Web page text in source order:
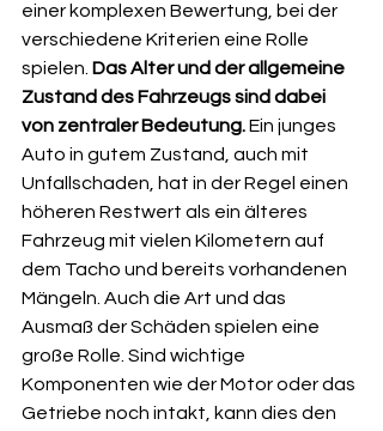
einer komplexen Bewertung, bei der
verschiedene Kriterien eine Rolle
spielen. Das Alter und der allgemeine
Zustand des Fahrzeugs sind dabei
von zentraler Bedeutung. Ein junges
Auto in gutem Zustand, auch mit
Unfallschaden, hat in der Regel einen
höheren Restwert als ein älteres
Fahrzeug mit vielen Kilometern auf
dem Tacho und bereits vorhandenen
Mängeln. Auch die Art und das
Ausmaß der Schäden spielen eine
große Rolle. Sind wichtige
Komponenten wie der Motor oder das
Getriebe noch intakt, kann dies den